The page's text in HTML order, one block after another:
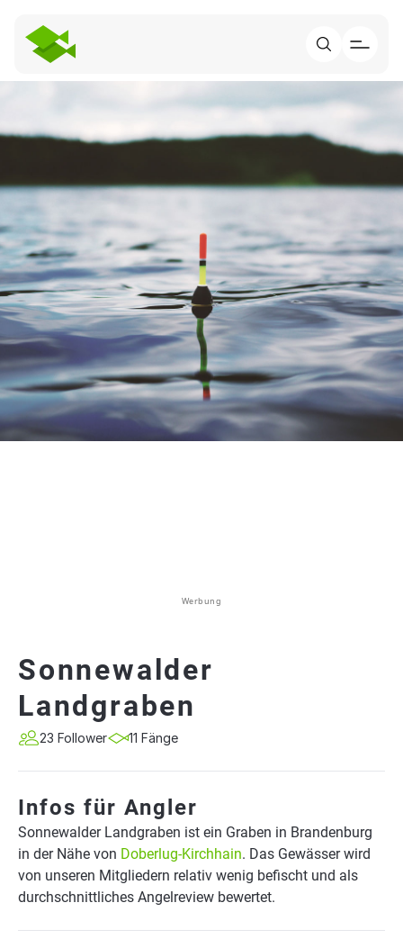
Werbung
Sonnewalder
Landgraben
23 Follower 11 Fänge
Infos für Angler
Sonnewalder Landgraben ist ein Graben in Brandenburg
in der Nähe von Doberlug-Kirchhain. Das Gewässer wird
von unseren Mitgliedern relativ wenig befischt und als
durchschnittliches Angelreview bewertet.